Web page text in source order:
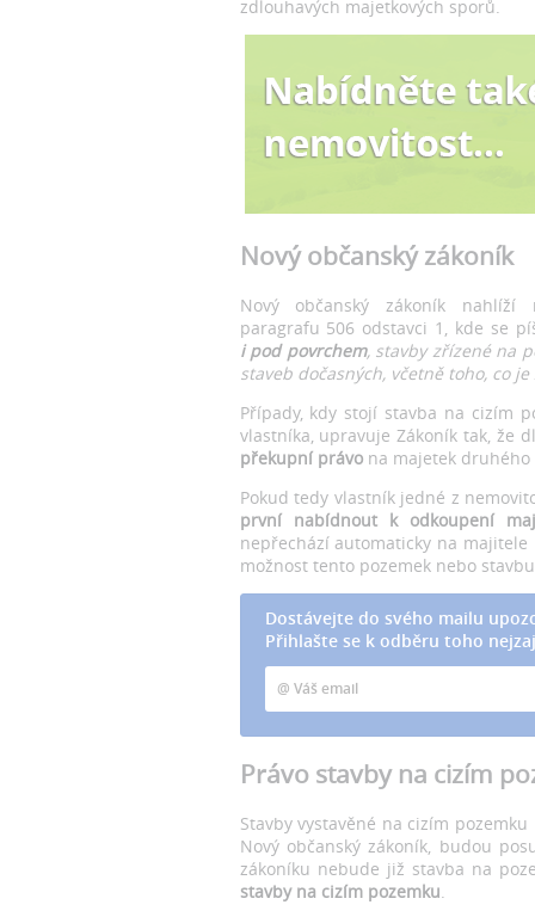
zdlouhavých majetkových sporů.
Nový občanský zákoník
Nový občanský zákoník
paragrafu 506 odstavci 1, kde se
i pod povrchem, stavby zřízené na
staveb dočasných, včetně toho, co
Případy, kdy stojí stavba na cizím
vlastníka, upravuje Zákoník tak, že
překupní právona majetek druhého
Pokud tedy vlastník jedné z
první nabídnout k odkoupení
nepřechází automaticky na
možnost tento pozemek nebo
Dostávejte do svého mailu
Přihlašte se k odběru toho
Právo stavby na cizím
Stavby vystavěné na cizím
Nový občanský zákoník, budou
zákoníku nebude již stavba na
stavby na cizím pozemku